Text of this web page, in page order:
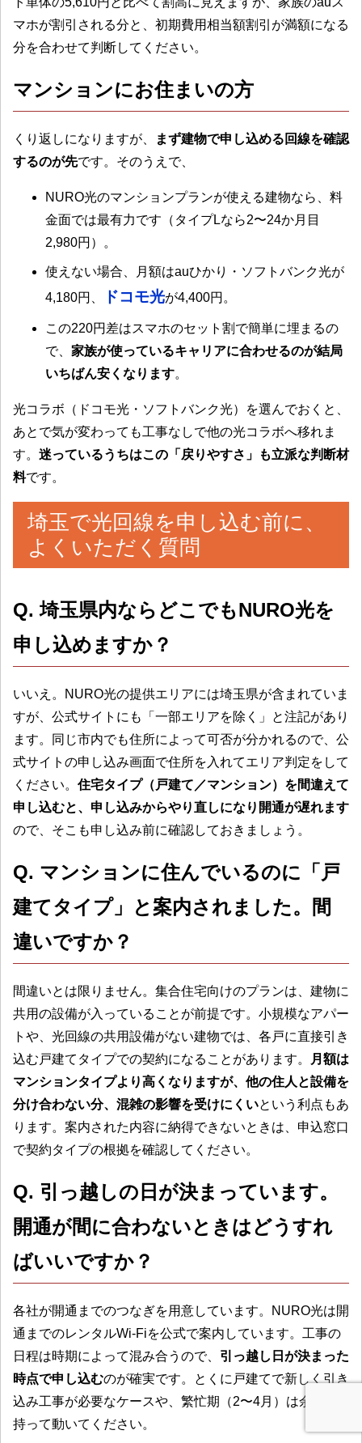
マホが割引される分と、初期費用相当額割引が満額になる
分を合わせて判断してください。
マンションにお住まいの方
くり返しになりますが、
まず建物で申し込める回線を確認
するのが先です。そのうえで、
NURO光のマンションプランが使える建物なら、料
金面では最有力です（タイプLなら2〜24か月目
2,980円）。
使えない場合、月額はauひかり・ソフトバンク光が
4,180円、
ドコモ光が4,400円。
この220円差はスマホのセット割で簡単に埋まるの
で、 家族が使っているキャリアに合わせるのが結局
いちばん安くなります。
光コラボ（ドコモ光・ソフトバンク光）を選んでおくと、
あとで気が変わっても工事なしで他の光コラボへ移れま
す。 迷っているうちはこの「戻りやすさ」も立派な判断材
料です。
埼玉で光回線を申し込む前に、
よくいただく質問
Q. 埼玉県内ならどこでもNURO光を
申し込めますか？
いいえ。NURO光の提供エリアには埼玉県が含まれていま
すが、公式サイトにも「一部エリアを除く」と注記があり
ます。同じ市内でも住所によって可否が分かれるので、公
式サイトの申し込み画面で住所を入れてエリア判定をして
ください。 住宅タイプ（戸建て／マンション）を間違えて
申し込むと、申し込みからやり直しになり開通が遅れます
ので、そこも申し込み前に確認しておきましょう。
Q. マンションに住んでいるのに「戸
建てタイプ」と案内されました。間
違いですか？
間違いとは限りません。集合住宅向けのプランは、建物に
共用の設備が入っていることが前提です。小規模なアパー
トや、光回線の共用設備がない建物では、各戸に直接引き
込む戸建てタイプでの契約になることがあります。
月額は
マンションタイプより高くなりますが、他の住人と設備を
分け合わない分、混雑の影響を受けにくいという利点もあ
ります。案内された内容に納得できないときは、申込窓口
で契約タイプの根拠を確認してください。
Q. 引っ越しの日が決まっています。
開通が間に合わないときはどうすれ
ばいいですか？
各社が開通までのつなぎを用意しています。NURO光は開
通までのレンタルWi-Fiを公式で案内しています。工事の
日程は時期によって混み合うので、 引っ越し日が決まった
時点で申し込むのが確実です。とくに戸建てで新しく引き
込み工事が必要なケースや、繁忙期（2〜4月）は余裕を
持って動いてください。